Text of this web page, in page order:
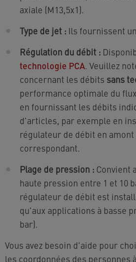
axiale (M13,5x1).
Type de jet : Ils fournissent
Régulation du débit :
technologie PCA. Veuillez
concernant les débits sans
performance optimale du
en fournissant les débits
d'articles, par exemple en
régulateur de débit en amont
correspondant.
Plage de pression : Convient
haute pression entre 1 et 10
régulateur de débit est
qu'aux applications à basse
bar).
Vous avez besoin d'aide pour
les coordonnées des personnes